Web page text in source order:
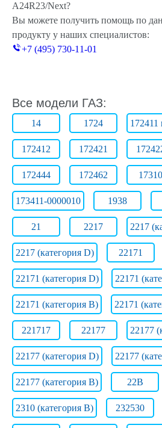
A24R23/Next?
Вы можете получить помощь по
продукту у наших специалистов:
+7 (495) 730-11-01
Все модели ГАЗ:
14 1724 172411
172412 172421
172444 172462 17310
173411-0000010 1938
21 2217 2217
2217 (категория D) 22171
22171 (категория D) 22171
22171 (категория В) 22171
221717 22177 22177
22177 (категория D) 22177
22177 (категория В) 22B
2310 (категория B) 232530